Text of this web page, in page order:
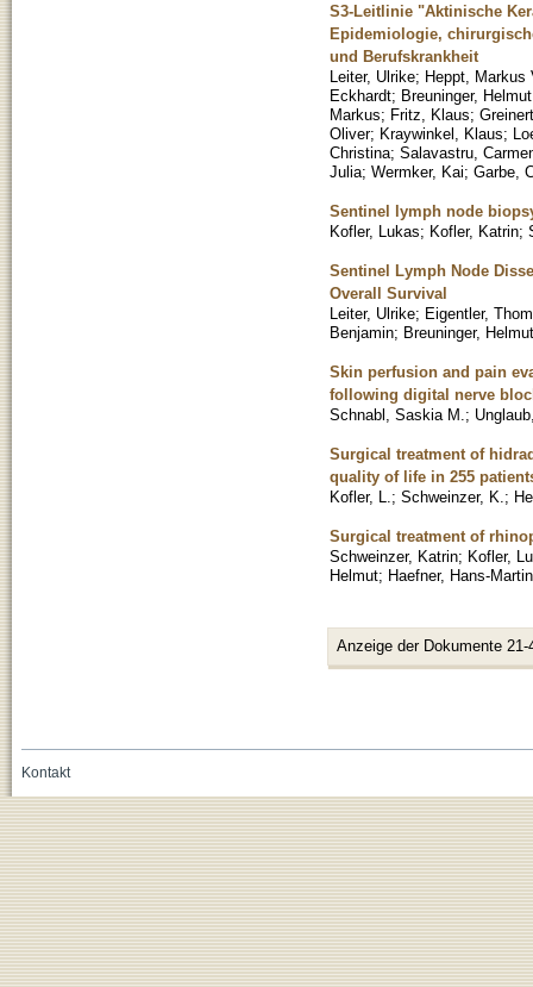
S3-Leitlinie "Aktinische
Epidemiologie,
und Berufskrankheit
Leiter, Ulrike; Heppt, Markus
Eckhardt; Breuninger, Helmut
Markus; Fritz, Klaus;
Oliver; Kraywinkel, Klaus;
Christina; Salavastru,
Julia; Wermker, Kai; Garbe,
Sentinel lymph node
Kofler, Lukas; Kofler, Katrin;
Sentinel Lymph Node
Overall Survival
Leiter, Ulrike; Eigentler,
Benjamin; Breuninger, Helmut
Skin perfusion and pain
following digital nerve
Schnabl, Saskia M. ;
Surgical treatment of
quality of life in 255
Kofler, L. ; Schweinzer, K. ;
Surgical treatment of
Schweinzer, Katrin; Kofler,
Helmut; Haefner, Hans-Martin
Anzeige der Dokumente 21-
Kontakt